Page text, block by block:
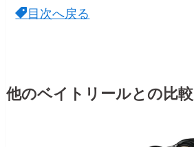
目次へ戻る
他のベイトリールとの比較